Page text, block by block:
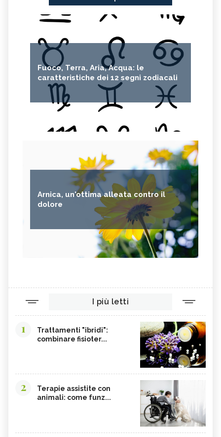
Fuoco, Terra, Aria, Acqua: le
caratteristiche dei 12 segni zodiacali
Arnica, un'ottima alleata contro il
dolore
I più letti
1
Trattamenti "ibridi":
combinare fisioter...
2
Terapie assistite con
animali: come funz...